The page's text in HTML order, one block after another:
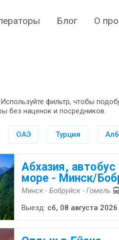
Блог О
фильтр, чтобы
без наценок и посредников.
ОАЭ Турция
Абхазия,
море - Минск/
Минск - Бобруйск - Гомель
Выезд: сб, 08 августа 2026